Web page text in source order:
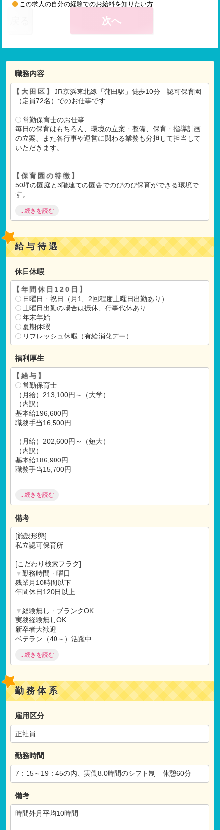
この求人の自分の経験でのお給料を知りたい方
次へ
職務内容
【大田区】 JR京浜東北線「蒲田駅」徒歩10分 認可保育園
（定員72名）でのお仕事です
常勤保育士のお仕事
毎日の保育はもちろん、環境の立案 ・ 整備、保育・ 指導計画
の立案、また各行事や運営に関わる業務も分担して担当して
いただきます。
【保育園の特徴】
50坪の園庭と3階建ての園舎でのびのび保育ができる環境で
す。
保育士は子供たちの細やかな心の動きを見つめられるよう
に、強い関心を払っています。
なケアのバランス、を大切にしています。
育園です。
遊びの中に体操や音楽、言葉遊び等を取り入れ、子どもの成
長を促しています。
様々な楽器があり、発表会では子どもたちが自分で好きな楽
器を選び、楽しく練習しています。
【保育理念】
こころの優しい思いやりのある子どもを育てる
【保育目標】
『知 ・情・体』の三位一体の総合教育に、『食育』を重視し
た「養護と教育」を進め、幼児の可能性を伸ばす教育を行
う。
知 人の話を集中して聞き自分で考えて行動できる＜あた
ま＞
情 誰とでも優しい気持ちで接しコミュニケーションでき
る＜こころ＞
体 いつもたくましく生き生きと躍動する＜からだ＞
食 食に感謝し、よく食べ健康な子ども
【保育士コンシェルからのメッセージ】
ています。
いている時間に練習もできます！
【ご選考】
↓
選考：施設にて面接（60分）＋施設見学＋ピアノ（自由曲）
↓
内定
ご入社
...続きを読む
給与待遇
休日休暇
【年間休日120日】
日曜日 ・ 祝日（月1、2回程度土曜日出勤あり）
土曜日出勤の場合は振休、行事代休あり
年末年始
夏期休暇
リフレッシュ休暇（有給消化デー）
福利厚生
【給与】
常勤保育士
（月給）213,100円～（大学）
（内訳）
基本給196,600円
職務手当16,500円
（月給）202,600円～（短大）
（内訳）
基本給186,900円
職務手当15,700円
※
（賞与）4ヶ月/年
※初年度賞与は3ヶ月分
【福利厚生】
昇給年1回(経験・能力により考慮
年次有給休暇（入社後6ケ月以降：初年度10日付与）
【各種手当】
退職金共済（勤続1年以上）
勤労者共済
住宅手当：15,000円 家族手当あり
借上げ社宅制度（上限82,000円）
【試用期間】
試用期間 有 3ヶ月間
月給：本採用時と変わらず
...続きを読む
備考
[施設形態]
私立認可保育所
[こだわり検索フラグ]
▼勤務時間 ・ 曜日
残業月10時間以下
年間休日120日以上
▼経験無し ・ ブランクOK
実務経験無しOK
新卒者大歓迎
ベテラン（40～）活躍中
▼福利厚生充実
住宅手当
賞与3ケ月以上
産休・育休取得実績
土曜出勤振替休日
▼ 施設 ・保育にこだわる
社会福祉法人
園庭
...続きを読む
勤務体系
雇用区分
正社員
勤務時間
7：15～19：45の内、実働8.0時間のシフト制 休憩60分
備考
時間外月平均10時間